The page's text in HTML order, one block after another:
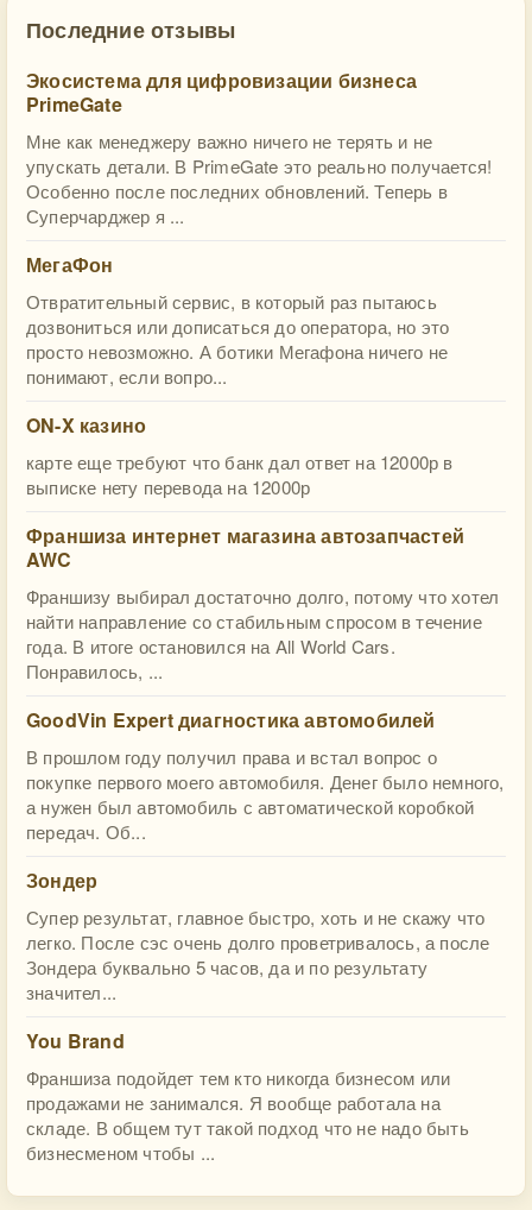
Последние отзывы
Экосистема для цифровизации бизнеса
PrimeGate
Мне как менеджеру важно ничего не терять и не
упускать детали. В PrimeGate это реально получается!
Особенно после последних обновлений. Теперь в
Суперчарджер я ...
МегаФон
Отвратительный сервис, в который раз пытаюсь
дозвониться или дописаться до оператора, но это
просто невозможно. А ботики Мегафона ничего не
понимают, если вопро...
ON-X казино
карте еще требуют что банк дал ответ на 12000р в
выписке нету перевода на 12000р
Франшиза интернет магазина автозапчастей
AWC
Франшизу выбирал достаточно долго, потому что хотел
найти направление со стабильным спросом в течение
года. В итоге остановился на All World Cars.
Понравилось, ...
GoodVin Expert диагностика автомобилей
В прошлом году получил права и встал вопрос о
покупке первого моего автомобиля. Денег было немного,
а нужен был автомобиль с автоматической коробкой
передач. Об...
Зондер
Супер результат, главное быстро, хоть и не скажу что
легко. После сэс очень долго проветривалось, а после
Зондера буквально 5 часов, да и по результату
значител...
You Brand
Франшиза подойдет тем кто никогда бизнесом или
продажами не занимался. Я вообще работала на
складе. В общем тут такой подход что не надо быть
бизнесменом чтобы ...